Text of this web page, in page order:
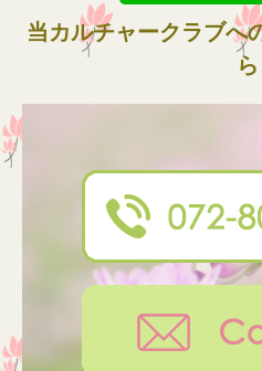
当カルチャークラブへ
ら